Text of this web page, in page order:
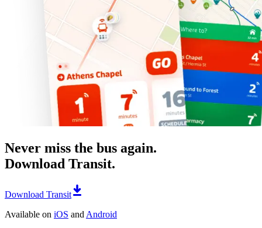
Never miss the bus again.
Download Transit.
Download Transit
Available on iOS and Android